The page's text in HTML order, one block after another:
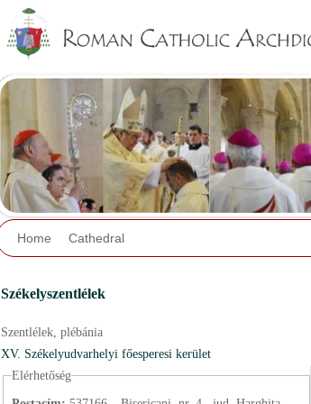
Home Cathedral
Székelyszentlélek
Szentlélek, plébánia
XV. Székelyudvarhelyi főesperesi kerület
Elérhetőség